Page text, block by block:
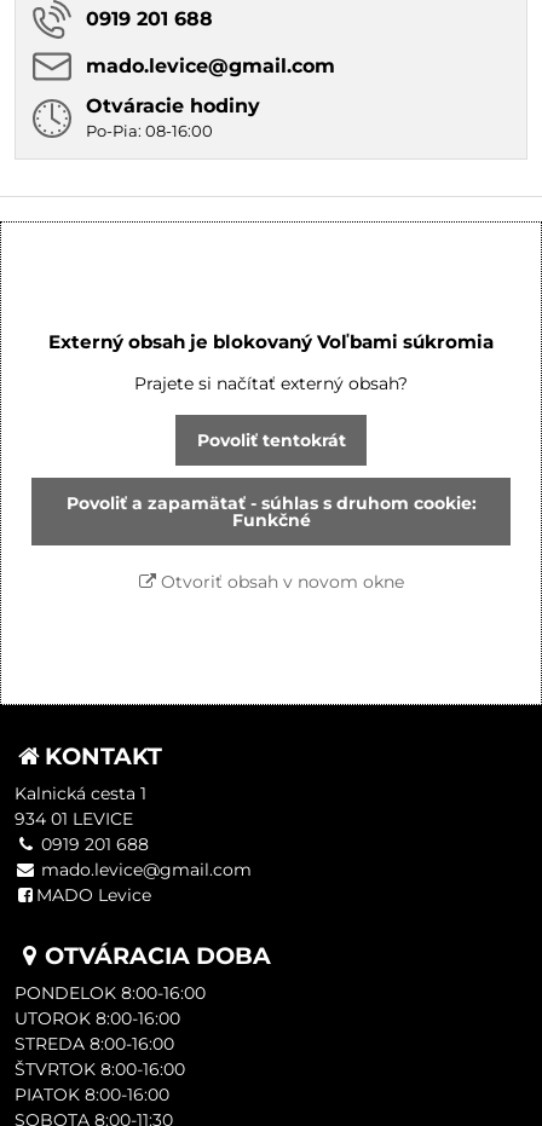
0919 201 688
mado​.levice​@gmail​.com
Otváracie hodiny
Po-Pia: 08-16:00
Externý obsah je blokovaný Voľbami súkromia
Prajete si načítať externý obsah?
Povoliť tentokrát
Povoliť a zapamätať - súhlas s druhom cookie:
Funkčné
Otvoriť obsah v novom okne
KONTAKT
Kalnická cesta 1
934 01 LEVICE
0919 201 688
mado.levice@gmail.com
MADO Levice
OTVÁRACIA DOBA
PONDELOK 8:00-16:00
UTOROK 8:00-16:00
STREDA 8:00-16:00
ŠTVRTOK 8:00-16:00
PIATOK 8:00-16:00
SOBOTA 8:00-11:30